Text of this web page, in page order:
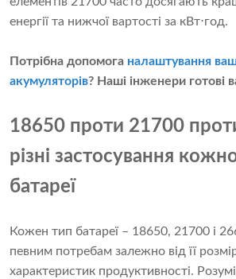
енергії та нижчої вартості за кВт⋅год.
Потрібна допомога налаштування
акумуляторів? Наші інженери готові
18650 проти 21700
різні застосування
батареї
Кожен тип батареї – 18650, 21700 і
певним потребам залежно від її
характеристик продуктивності.